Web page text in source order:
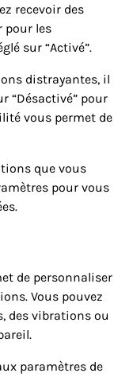
recevoir des
pour les
sur “Activé”.
distrayantes, il
“Désactivé” pour
vous permet de
que vous
pour vous
de personnaliser
Vous pouvez
des vibrations ou
paramètres de